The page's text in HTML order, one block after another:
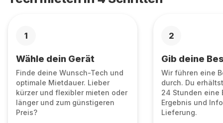
1
Wähle dein Gerät
Finde deine Wunsch-Tech und
optimale Mietdauer. Lieber
kürzer und flexibler mieten oder
länger und zum günstigeren
Preis?
2
Gib deine
Wir führen eine
durch. Du
24 Stunden eine
Ergebnis und
Lieferung.